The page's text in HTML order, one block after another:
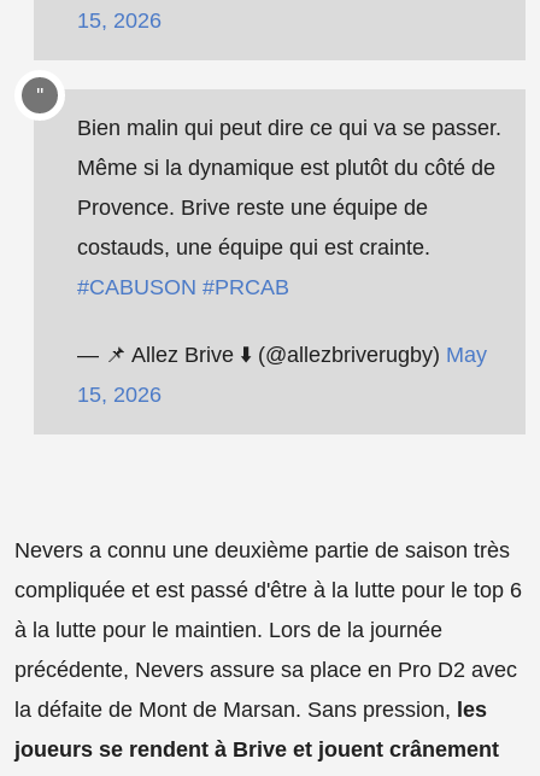
15, 2026
Bien malin qui peut dire ce qui va se passer.
Même si la dynamique est plutôt du côté de
Provence. Brive reste une équipe de
costauds, une équipe qui est crainte.
#CABUSON #PRCAB
— 📌 Allez Brive ⬇️ (@allezbriverugby) May
15, 2026
Nevers a connu une deuxième partie de saison très
compliquée et est passé d'être à la lutte pour le top 6
à la lutte pour le maintien. Lors de la journée
précédente, Nevers assure sa place en Pro D2 avec
la défaite de Mont de Marsan. Sans pression, les
joueurs se rendent à Brive et jouent crânement